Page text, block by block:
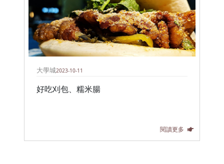
大學城2023-10-11
好吃刈包、糯米腸
閱讀更多